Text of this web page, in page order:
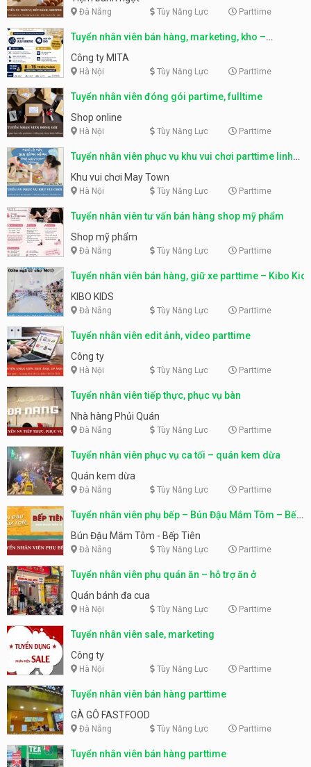
Đà Nẵng Tùy Năng Lực Parttime
Tuyển nhân viên bán hàng, marketing, kho –
parttime, fulltime
Công ty MITA
Hà Nội Tùy Năng Lực Parttime
Tuyển nhân viên đóng gói partime, fulltime
Shop online
Hà Nội Tùy Năng Lực Parttime
Tuyển nhân viên phục vụ khu vui chơi parttime linh
động
Khu vui chơi May Town
Hà Nội Tùy Năng Lực Parttime
Tuyển nhân viên tư vấn bán hàng shop mỹ phẩm
Shop mỹ phẩm
Đà Nẵng Tùy Năng Lực Parttime
Tuyển nhân viên bán hàng, giữ xe parttime – Kibo Kid
KIBO KIDS
Đà Nẵng Tùy Năng Lực Parttime
Tuyển nhân viên edit ảnh, video parttime
Công ty
Hà Nội Tùy Năng Lực Parttime
Tuyển nhân viên tiếp thực, phục vụ bàn
Nhà hàng Phủi Quán
Đà Nẵng Tùy Năng Lực Parttime
Tuyển nhân viên phục vụ ca tối – quán kem dừa
Quán kem dừa
Đà Nẵng Tùy Năng Lực Parttime
Tuyển nhân viên phụ bếp – Bún Đậu Mắm Tôm – Bếp
Tiên
Bún Đậu Mắm Tôm - Bếp Tiên
Đà Nẵng Tùy Năng Lực Parttime
Tuyển nhân viên phụ quán ăn – hỗ trợ ăn ở
Quán bánh đa cua
Hà Nội Tùy Năng Lực Parttime
Tuyển nhân viên sale, marketing
Công ty
Hà Nội Tùy Năng Lực Parttime
Tuyển nhân viên bán hàng parttime
GÀ GÔ FASTFOOD
Đà Nẵng Tùy Năng Lực Parttime
Tuyển nhân viên bán hàng parttime